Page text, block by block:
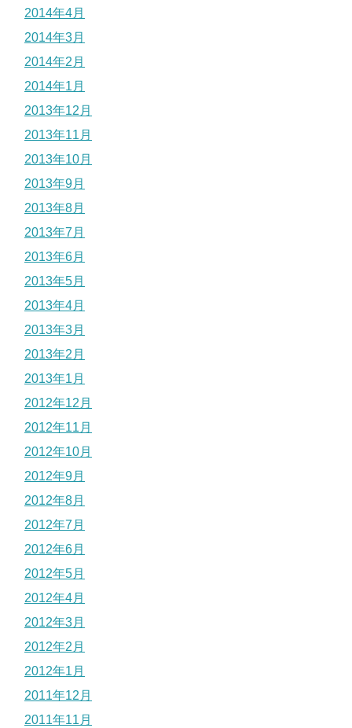
2014年4月
2014年3月
2014年2月
2014年1月
2013年12月
2013年11月
2013年10月
2013年9月
2013年8月
2013年7月
2013年6月
2013年5月
2013年4月
2013年3月
2013年2月
2013年1月
2012年12月
2012年11月
2012年10月
2012年9月
2012年8月
2012年7月
2012年6月
2012年5月
2012年4月
2012年3月
2012年2月
2012年1月
2011年12月
2011年11月